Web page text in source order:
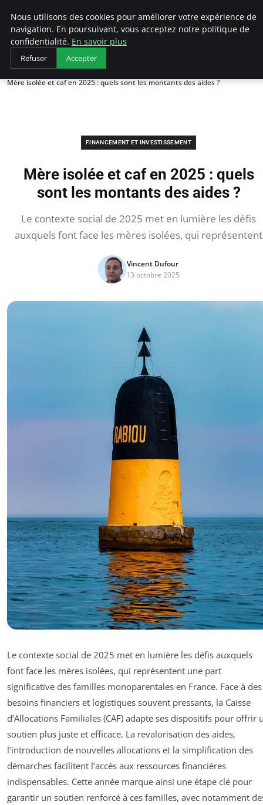
LECFCM
Accueil
Financement et investissement
Mère isolée et caf en 2025 : quels sont les montants des aides ?
FINANCEMENT ET INVESTISSEMENT
Mère isolée et caf en 2025 : quels
sont les montants des aides ?
Le contexte social de 2025 met en lumière les défis
auxquels font face les mères isolées, qui représentent
Vincent Dufour
13 octobre 2025
Le contexte social de 2025 met en lumière les défis auxquels
font face les mères isolées, qui représentent une part
significative des familles monoparentales en France. Face à des
besoins financiers et logistiques souvent pressants, la Caisse
d’Allocations Familiales (CAF) adapte ses dispositifs pour offrir
soutien plus juste et efficace. La revalorisation des aides,
l’introduction de nouvelles allocations et la simplification des
démarches facilitent l’accès aux ressources financières
indispensables. Cette année marque ainsi une étape clé pour
garantir un soutien renforcé à ces familles, avec notamment
Nous utilisons des cookies pour améliorer votre expérience de
navigation. En poursuivant, vous acceptez notre politique de
confidentialité. En savoir plus
Refuser Accepter